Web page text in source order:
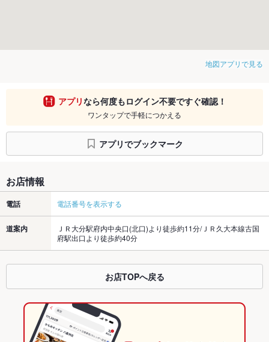
地図アプリで見る
アプリなら何度もログイン不要ですぐ確認！
ワンタップで手軽につかえる
アプリでブックマーク
お店情報
電話 電話番号を表示する
道案内
ＪＲ大分駅府内中央口(北口)より徒歩約11分/ＪＲ久大本線古国
府駅出口より徒歩約40分
お店TOPへ戻る